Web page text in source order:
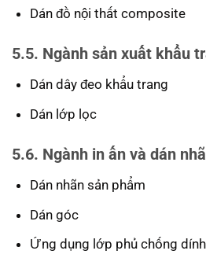
Dán đồ nội thất composite
5.5. Ngành sản xuất khẩu
Dán dây đeo khẩu trang
Dán lớp lọc
5.6. Ngành in ấn và dán
Dán nhãn sản phẩm
Dán góc
Ứng dụng lớp phủ chống dính